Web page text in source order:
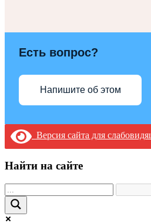
Есть вопрос?
Напишите об этом
Версия сайта для
Найти на сайте